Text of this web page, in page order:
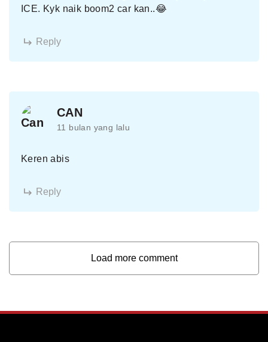
ICE. Kyk naik boom2 car kan..😂
Reply
CAN
11 bulan yang lalu
Keren abis
Reply
Load more comment